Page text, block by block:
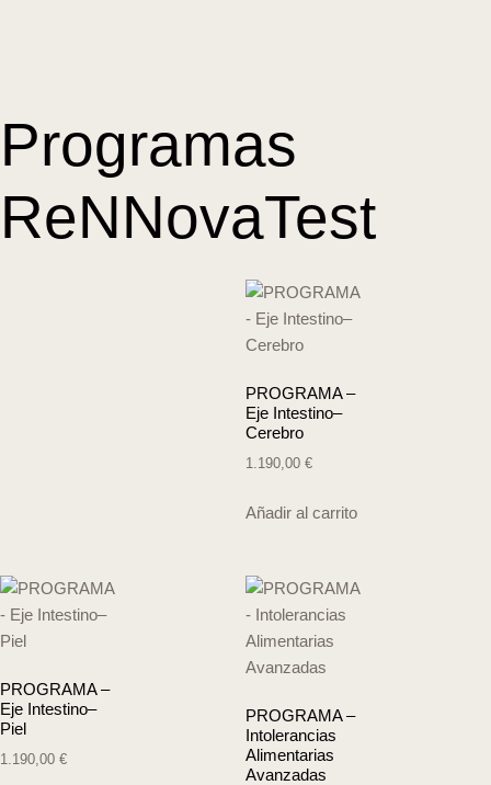
Programas
ReNNovaTest
PROGRAMA –
Eje Intestino–
Cerebro
1.190,00 €
Añadir al carrito
PROGRAMA –
Eje Intestino–
Piel
1.190,00 €
PROGRAMA –
Intolerancias
Alimentarias
Avanzadas